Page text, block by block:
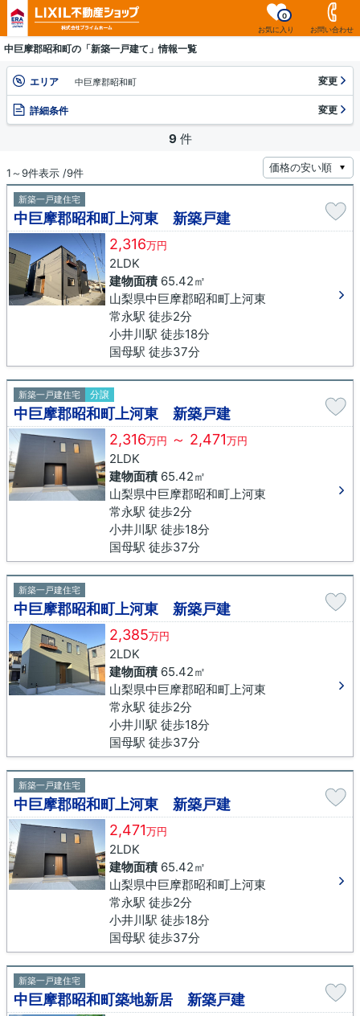
お気に入り
0
お問い合わせ
中巨摩郡昭和町の「新築一戸建て」情報一覧
エリア 中巨摩郡昭和町 変更
詳細条件 変更
9 件
1～9件表示 /9件
新築一戸建住宅
中巨摩郡昭和町上河東 新築戸建
2,316万円
2LDK
建物面積65.42㎡
山梨県中巨摩郡昭和町上河東
常永駅 徒歩2分
小井川駅 徒歩18分
国母駅 徒歩37分
新築一戸建住宅 分譲
中巨摩郡昭和町上河東 新築戸建
2,316万円 ～ 2,471万円
2LDK
建物面積65.42㎡
山梨県中巨摩郡昭和町上河東
常永駅 徒歩2分
小井川駅 徒歩18分
国母駅 徒歩37分
新築一戸建住宅
中巨摩郡昭和町上河東 新築戸建
2,385万円
2LDK
建物面積65.42㎡
山梨県中巨摩郡昭和町上河東
常永駅 徒歩2分
小井川駅 徒歩18分
国母駅 徒歩37分
新築一戸建住宅
中巨摩郡昭和町上河東 新築戸建
2,471万円
2LDK
建物面積65.42㎡
山梨県中巨摩郡昭和町上河東
常永駅 徒歩2分
小井川駅 徒歩18分
国母駅 徒歩37分
新築一戸建住宅
中巨摩郡昭和町築地新居 新築戸建